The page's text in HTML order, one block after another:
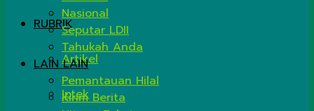
RUBRIK
Artikel
Iptek
Nasional
Seputar LDII
Tahukah Anda
LAIN LAIN
Pemantauan Hilal
Kirim Berita